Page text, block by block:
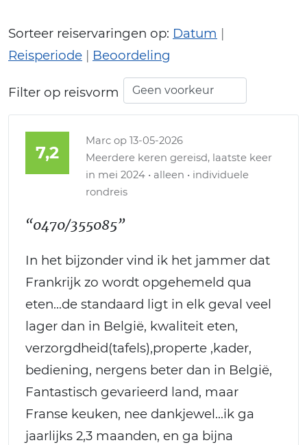
Sorteer reiservaringen op: Datum |
Reisperiode | Beoordeling
Filter op reisvorm
7,2
Marc op 13-05-2026
Meerdere keren gereisd, laatste keer
in mei 2024 • alleen • individuele
rondreis
“0470/355085”
In het bijzonder vind ik het jammer dat
Frankrijk zo wordt opgehemeld qua
eten...de standaard ligt in elk geval veel
lager dan in België, kwaliteit eten,
verzorgdheid(tafels),properte ,kader,
bediening, nergens beter dan in België,
Fantastisch gevarieerd land, maar
Franse keuken, nee dankjewel...ik ga
jaarlijks 2,3 maanden, en ga bijna